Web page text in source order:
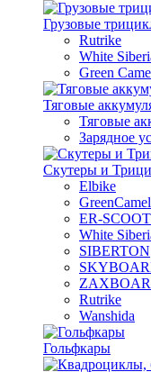
Грузовые
Rutrike
White
Green
Тяговые
Тяговые
Зарядное
Скутеры и
Elbike
GreenCamel
ER-
White
SIBERTON
Rutrike
Wanshida
Гольфкары